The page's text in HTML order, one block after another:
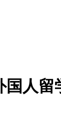
国人